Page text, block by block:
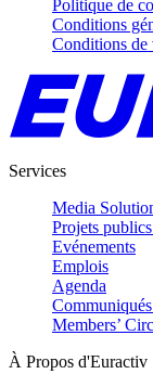
Politique de
Conditions
Conditions de
Services
Media
Projets
Evénements
Emplois
Agenda
Members’
À Propos d'Euractiv